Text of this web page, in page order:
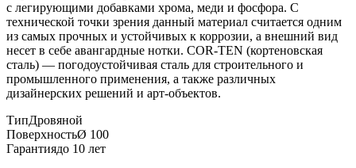
с легирующими добавками хрома, меди и фосфора. С
технической точки зрения данный материал считается одним
из самых прочных и устойчивых к коррозии, а внешний вид
несет в себе авангардные нотки. COR-TEN (кортеновская
сталь) — погодоустойчивая сталь для строительного и
промышленного применения, а также различных
дизайнерских решений и арт-объектов.
ТипДровяной
ПоверхностьØ 100
Гарантиядо 10 лет